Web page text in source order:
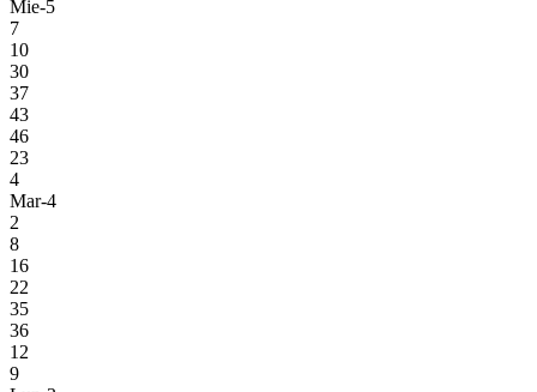
Mie-5
7
10
30
37
43
46
23
4
Mar-4
2
8
16
22
35
36
12
9